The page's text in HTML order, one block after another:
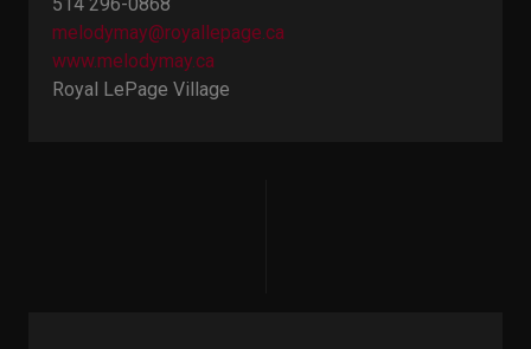
514 296-0868
melodymay@royallepage.ca
www.melodymay.ca
Royal LePage Village